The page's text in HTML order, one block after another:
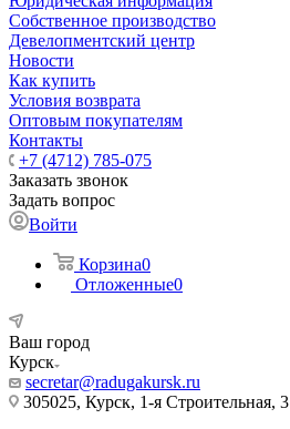
Собственное производство
Девелопментский центр
Новости
Как купить
Условия возврата
Оптовым покупателям
Контакты
+7 (4712) 785-075
Заказать звонок
Задать вопрос
Войти
Корзина0
Отложенные0
Ваш город
Курск
secretar@radugakursk.ru
305025, Курск, 1-я Строительная, 3